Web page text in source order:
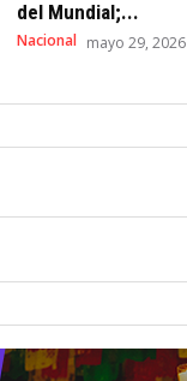
del Mundial;...
Nacional mayo 29, 2026